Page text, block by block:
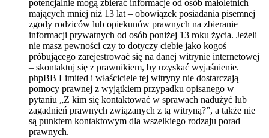
potencjalnie mogą zbierać informacje od osób małoletnich –
mających mniej niż 13 lat – obowiązek posiadania pisemnej
zgody rodziców lub opiekunów prawnych na zbieranie
informacji prywatnych od osób poniżej 13 roku życia. Jeżeli
nie masz pewności czy to dotyczy ciebie jako kogoś
próbującego zarejestrować się na danej witrynie internetowej
– skontaktuj się z prawnikiem, by uzyskać wyjaśnienie.
phpBB Limited i właściciele tej witryny nie dostarczają
pomocy prawnej z wyjątkiem przypadku opisanego w
pytaniu „Z kim się kontaktować w sprawach nadużyć lub
zagadnień prawnych związanych z tą witryną?”, a także nie
są punktem kontaktowym dla wszelkiego rodzaju porad
prawnych.